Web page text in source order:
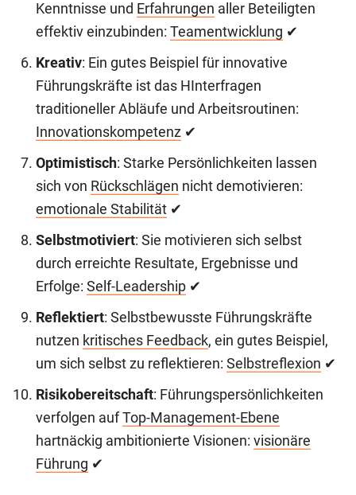
Kenntnisse und Erfahrungen aller Beteiligten
effektiv einzubinden: Teamentwicklung ✔
Kreativ: Ein gutes Beispiel für innovative
Führungskräfte ist das HInterfragen
traditioneller Abläufe und Arbeitsroutinen:
Innovationskompetenz ✔
Optimistisch: Starke Persönlichkeiten lassen
sich von Rückschlägen nicht demotivieren:
emotionale Stabilität ✔
Selbstmotiviert: Sie motivieren sich selbst
durch erreichte Resultate, Ergebnisse und
Erfolge: Self-Leadership ✔
Reflektiert: Selbstbewusste Führungskräfte
nutzen kritisches Feedback, ein gutes Beispiel,
um sich selbst zu reflektieren: Selbstreflexion ✔
Risikobereitschaft: Führungspersönlichkeiten
verfolgen auf Top-Management-Ebene
hartnäckig ambitionierte Visionen: visionäre
Führung ✔